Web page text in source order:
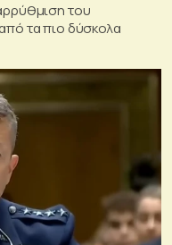
του
τα πιο δύσκολα